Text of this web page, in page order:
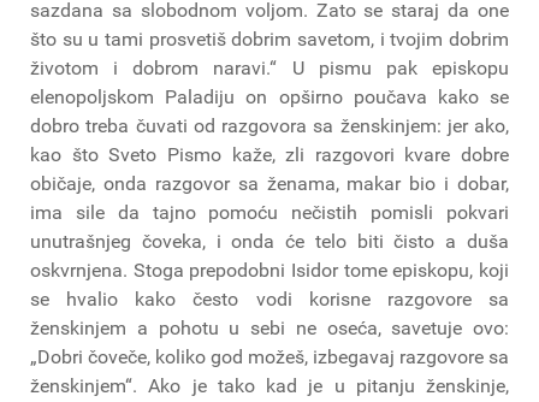
sazdana sa slobodnom voljom. Zato se staraj da one
što su u tami prosvetiš dobrim savetom, i tvojim dobrim
životom i dobrom naravi.“ U pismu pak episkopu
elenopoljskom Paladiju on opširno poučava kako se
dobro treba čuvati od razgovora sa ženskinjem: jer ako,
kao što Sveto Pismo kaže, zli razgovori kvare dobre
običaje, onda razgovor sa ženama, makar bio i dobar,
ima sile da tajno pomoću nečistih pomisli pokvari
unutrašnjeg čoveka, i onda će telo biti čisto a duša
oskvrnjena. Stoga prepodobni Isidor tome episkopu, koji
se hvalio kako često vodi korisne razgovore sa
ženskinjem a pohotu u sebi ne oseća, savetuje ovo:
„Dobri čoveče, koliko god možeš, izbegavaj razgovore sa
ženskinjem“. Ako je tako kad je u pitanju ženskinje,